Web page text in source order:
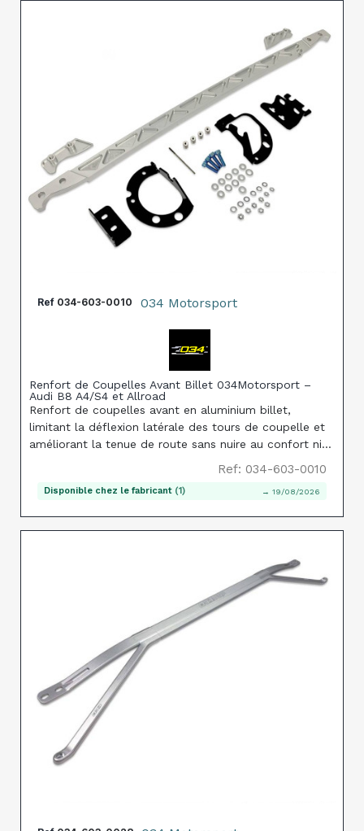
Ref 034-603-0010 034 Motorsport
Renfort de Coupelles Avant Billet 034Motorsport –
Audi B8 A4/S4 et Allroad
Renfort de coupelles avant en aluminium billet,
limitant la déflexion latérale des tours de coupelle et
améliorant la tenue de route sans nuire au confort ni
Ref: 034-603-0010
Disponible chez le fabricant (1) → 19/08/2026